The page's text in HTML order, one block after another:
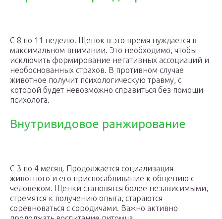
С 8 по 11 неделю. Щенок в это время нуждается в
максимальном внимании. Это необходимо, чтобы
исключить формирование негативных ассоциаций и
необоснованных страхов. В противном случае
животное получит психологическую травму, с
которой будет невозможно справиться без помощи
психолога.
Внутривидовое ранжирование
С 3 по 4 месяц. Продолжается социализация
животного и его приспосабливание к общению с
человеком. Щенки становятся более независимыми,
стремятся к получению опыта, стараются
соревноваться с сородичами. Важно активно